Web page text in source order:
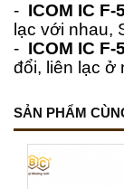
- ICOM IC F-
ạc với nhau,
- ICOM IC F-
đổi, l iên l ạc ở
SẢN PHẨM